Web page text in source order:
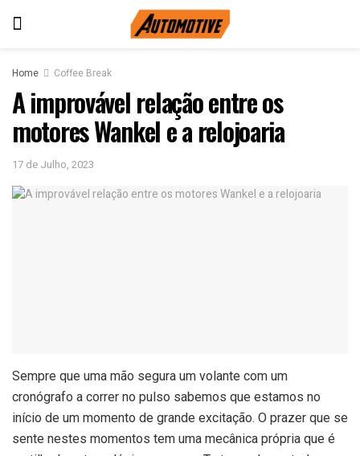
Home Coffee Break
A improvável relação entre os
motores Wankel e a relojoaria
17 de Julho, 2023
Sempre que uma mão segura um volante com um
cronógrafo a correr no pulso sabemos que estamos no
início de um momento de grande excitação. O prazer que se
sente nestes momentos tem uma mecânica própria que é